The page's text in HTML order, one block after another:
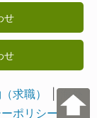
せ
せ
求職）
海外
ポリシー